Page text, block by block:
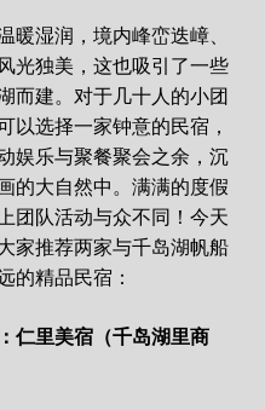
暖湿润，境内峰峦迭嶂、
光独美，这也吸引了一些
而建。对于几十人的小团
以选择一家钟意的民宿，
娱乐与聚餐聚会之余，沉
的大自然中。满满的度假
团队活动与众不同！今天
家推荐两家与千岛湖帆船
的精品民宿：
仁里美宿（千岛湖里商